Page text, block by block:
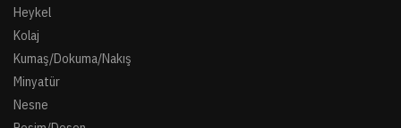
Heykel
Kolaj
Kumaş/Dokuma/Nakış
Minyatür
Nesne